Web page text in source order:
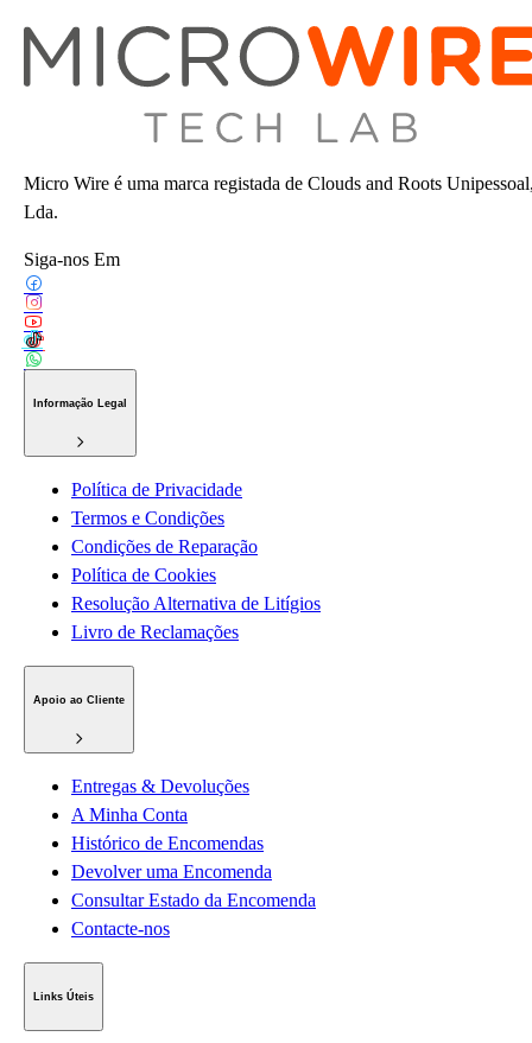
Micro Wire é uma marca registada de Clouds and Roots
Lda.
Siga-nos Em
Informação Legal
Política de Privacidade
Termos e Condições
Condições de Reparação
Política de Cookies
Resolução Alternativa de Litígios
Livro de Reclamações
Apoio ao Cliente
Entregas & Devoluções
A Minha Conta
Histórico de Encomendas
Devolver uma Encomenda
Consultar Estado da Encomenda
Contacte-nos
Links Úteis